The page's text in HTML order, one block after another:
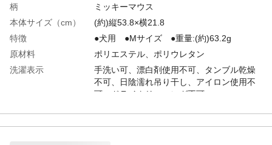
柄
ミッキーマウス
本体サイズ（cm）
(約)縦53.8×横21.8
特徴
●犬用 ●Mサイズ ●重量:(約)63.2g
原材料
ポリエステル、ポリウレタン
洗濯表示
手洗い可、漂白剤使用不可、タンブル乾燥
不可、日陰濡れ吊り干し、アイロン使用不
可、ドライクリーニング不可